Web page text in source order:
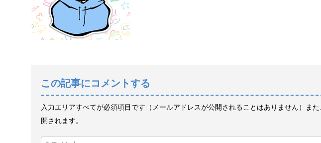
この記事にコメントする
入力エリアすべてが必須項目です（メールアドレスが公開されることはありません）ま
開されます。